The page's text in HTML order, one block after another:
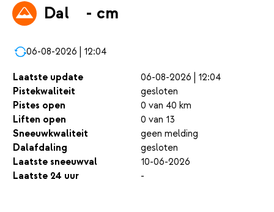
Dal
- cm
06-08-2026 | 12:04
Laatste update
06-08-2026 | 12:04
Pistekwaliteit
gesloten
Pistes open
0 van 40 km
Liften open
0 van 13
Sneeuwkwaliteit
geen melding
Dalafdaling
gesloten
Laatste sneeuwval
10-06-2026
Laatste 24 uur
-